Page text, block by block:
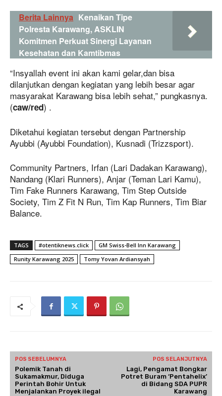
Berita Lainnya Kenaikan Tipe
Polresta Karawang, ASKLIN
Komitmen Perkuat Sinergi Layanan
Kesehatan dan Kamtibmas
“Insyallah event ini akan kami gelar,dan bisa
dilanjutkan dengan kegiatan yang lebih besar agar
masyarakat Karawang bisa lebih sehat,” pungkasnya.
(caw/red) .
Diketahui kegiatan tersebut dengan Partnership
Ayubbi (Ayubbi Foundation), Kusnadi (Trizzsport).
Community Partners, Irfan (Lari Dadakan Karawang),
Nandang (Klari Runners), Anjar (Teman Lari Kamu),
Tim Fake Runners Karawang, Tim Step Outside
Society, Tim Z Fit N Run, Tim Kap Runners, Tim Biar
Balance.
TAGS #otentiknews.click
GM Swiss-Bell Inn Karawang
Runity Karawang 2025
Tomy Yovan Ardiansyah
POS SEBELUMNYA
Polemik Tanah di
Sukamakmur, Diduga
Perintah Bohir Untuk
Menjalankan Proyek ilegal
POS SELANJUTNYA
Lagi, Pengamat Bongkar
Potret Buram ‘Pentahelix’
di Bidang SDA PUPR
Karawang